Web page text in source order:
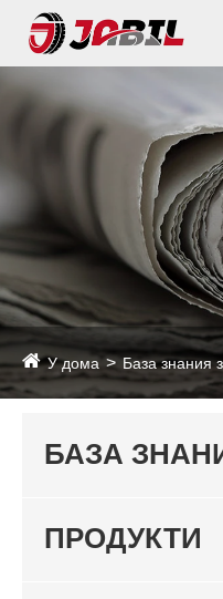
У дома База знания
БАЗА
ПРОДУКТИ